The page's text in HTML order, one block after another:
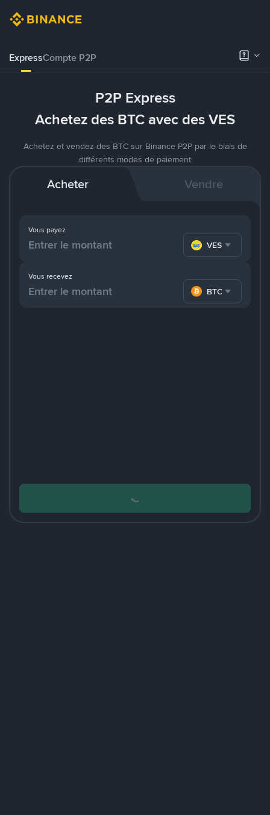
ExpressCompte P2P
P2P Express
Achetez des BTC avec des VES
Achetez et vendez des BTC sur Binance P2P par le biais de
différents modes de paiement
Acheter Vendre
Vous payez
VES
Vous recevez
BTC